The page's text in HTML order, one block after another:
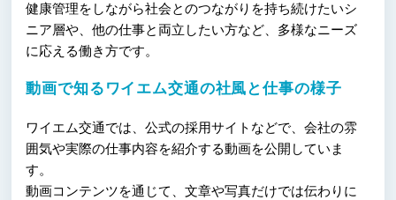
健康管理をしながら社会とのつながりを持ち続けたいシ
ニア層や、他の仕事と両立したい方など、多様なニーズ
に応える働き方です。
動画で知るワイエム交通の社風と仕事の様子
ワイエム交通では、公式の採用サイトなどで、会社の雰
囲気や実際の仕事内容を紹介する動画を公開していま
す。
動画コンテンツを通じて、文章や写真だけでは伝わりに